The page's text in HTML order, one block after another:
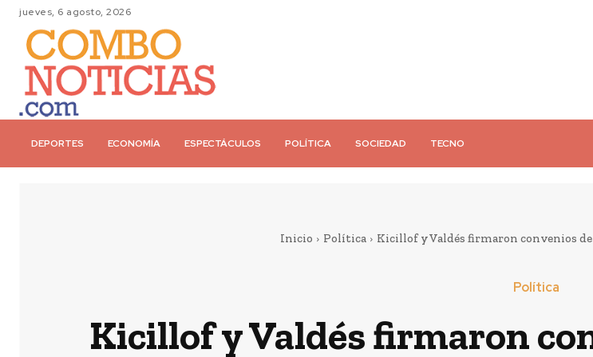
jueves, 6 agosto, 2026
DEPORTES ECONOMÍA ESPECTÁCULOS POLÍTICA SOCIEDAD TECNO
Inicio Política Kicillof y Valdés firmaron convenios
Política
Kicillof y Valdés firmaron